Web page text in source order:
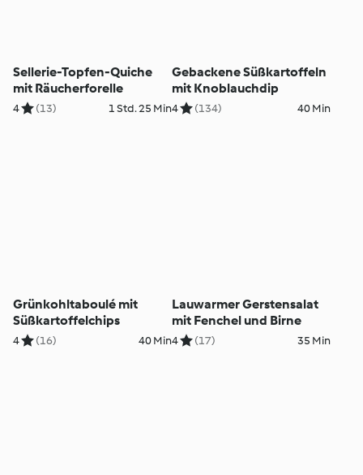
Sellerie-Topfen-Quiche
mit Räucherforelle
4 (13) 1 Std. 25 Min
Gebackene Süßkartoffeln
mit Knoblauchdip
4 (134) 40 Min
Grünkohltaboulé mit
Süßkartoffelchips
4 (16) 40 Min
Lauwarmer Gerstensalat
mit Fenchel und Birne
4 (17) 35 Min